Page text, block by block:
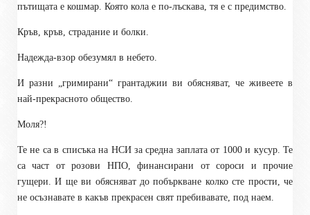
пътищата е кошмар. Която кола е по-лъскава, тя е с предимство.
Кръв, кръв, страдание и болки.
Надежда-взор обезумял в небето.
И разни „гримирани“ грантаджии ви обясняват, че живеете в
най-прекрасното общество.
Моля?!
Те не са в списъка на НСИ за средна заплата от 1000 и кусур. Те
са част от розови НПО, финансирани от сороси и прочие
гущери. И ще ви обясняват до побъркване колко сте прости, че
не осъзнавате в какъв прекрасен свят пребивавате, под наем.